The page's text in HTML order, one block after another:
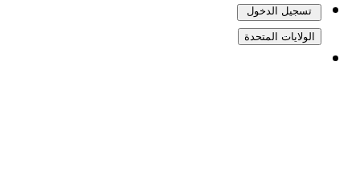
تسجيل الدخول
الولايات المتحدة